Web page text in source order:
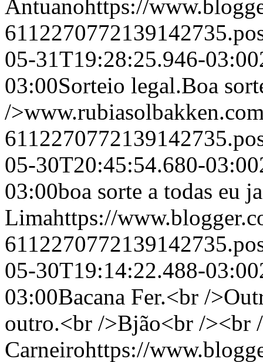
Antuanohttps://
05-31T19:28:25.946-03:00
03:00Sorteio legal.Boa
/
05-30T20:45:54.680-03:00
03:00boa sorte a todas eu
Limahttps://
05-30T19:14:22.488-03:00
03:00Bacana Fer.<br /
outro.<br />Bjão<br /><br
Carneirohttps://